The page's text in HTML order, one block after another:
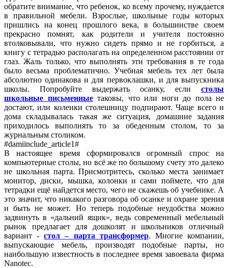
обратите внимание, что ребенок, ко всему прочему, нуждается
в правильной мебели. Взрослые, школьные годы которых
пришлись на конец прошлого века, в большинстве своем
прекрасно помнят, как родители и учителя постоянно
втолковывали, что нужно сидеть прямо и не горбиться, а
книгу с тетрадью располагать на определенном расстоянии от
глаз. Жаль только, что выполнять эти требования в те года
было весьма проблематично. Учебная мебель тех лет была
абсолютно одинакова и для первоклашки, и для выпускника
школы. Попробуйте выдержать осанку, если столы
школьные письменныетаковы, что или ноги до пола не
достают, или коленки столешницу подпирают. Чаще всего и
дома складывалась такая же ситуация, домашние задания
приходилось выполнять то за обеденным столом, то за
журнальным столиком.
#damiinclude_article1#
В настоящее время сформировался огромный спрос на
компьютерные столы, но всё же по большому счету это далеко
не школьная парта. Присмотритесь, сколько места занимает
монитор, диски, мышка, колонки и сами поймете, что для
тетрадки ещё найдется место, чего не скажешь об учебнике. А
это значит, что никакого разговора об осанке и охране зрения
и быть не может. Но теперь подобные неудобства можно
задвинуть в «дальний ящик», ведь современный мебельный
рынок предлагает для дошколят и школьников отличный
вариант -стол – парта трансформер. Многие компании,
выпускающие мебель, производят подобные парты, но
наибольшую известность в последнее время завоевала фирма
Nanotec.